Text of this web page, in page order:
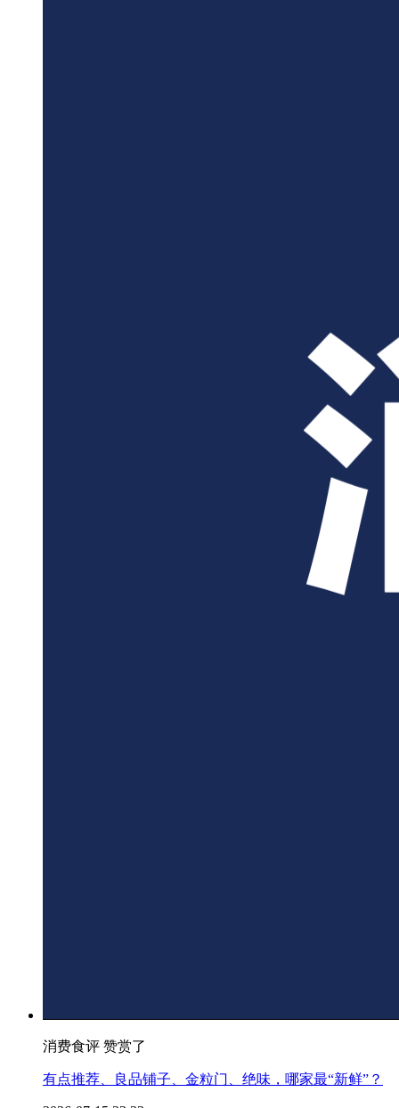
消费食评 赞赏了
有点推荐、良品铺子、金粒门、绝味，哪家最“新鲜”？